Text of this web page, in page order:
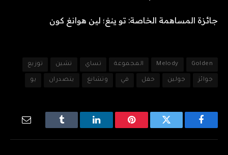
جائزة المساهمة الخاصة: تو ينغ؛ لين هوانغ كون
Golden
Melody المجموعة تساي تشين توزيع
جوائز جولين حفل في وتشانغ يتصدران يو
فيسبوك تويتر بينتيريستلينكدإن Tumblr